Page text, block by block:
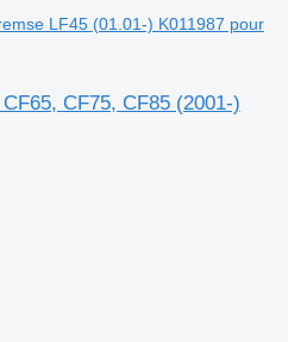
LF45 (01.01-) K011987 pour
CF75, CF85 (2001-)